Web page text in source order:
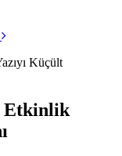
Etkinlik